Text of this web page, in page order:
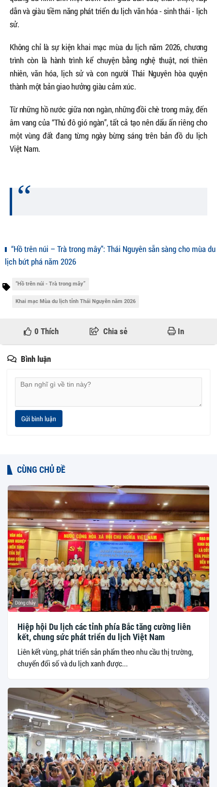
dẫn và giàu tiềm năng phát triển du lịch văn hóa - sinh thái - lịch
sử.
Không chỉ là sự kiện khai mạc mùa du lịch năm 2026, chương
trình còn là hành trình kể chuyện bằng nghệ thuật, nơi thiên
nhiên, văn hóa, lịch sử và con người Thái Nguyên hòa quyện
thành một bản giao hưởng giàu cảm xúc.
Từ những hồ nước giữa non ngàn, những đồi chè trong mây, đến
âm vang của “Thủ đô gió ngàn”, tất cả tạo nên dấu ấn riêng cho
một vùng đất đang từng ngày bừng sáng trên bản đồ du lịch
Việt Nam.
“Hồ trên núi – Trà trong mây”: Thái Nguyên sẵn sàng cho mùa du
lịch bứt phá năm 2026
“Hồ trên núi - Trà trong mây”
Khai mạc Mùa du lịch tỉnh Thái Nguyên năm 2026
0 Thích Chia sẻ In
Bình luận
Gửi bình luận
CÙNG CHỦ ĐỀ
Dòng chảy
Hiệp hội Du lịch các tỉnh phía Bắc tăng cường liên
kết, chung sức phát triển du lịch Việt Nam
Liên kết vùng, phát triển sản phẩm theo nhu cầu thị trường,
chuyển đổi số và du lịch xanh được...